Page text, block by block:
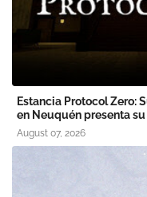
Estancia Protocol Zero:
en Neuquén presenta
August 07, 2026